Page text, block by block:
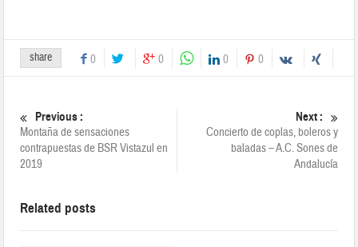
share 0 0 0 0
Previous :
Montaña de sensaciones
contrapuestas de BSR Vistazul en
2019
Next :
Concierto de coplas, boleros y
baladas – A.C. Sones de
Andalucía
Related posts